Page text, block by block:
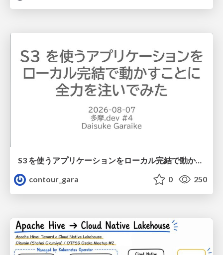
S3 を使うアプリケーションをローカル完結で動かすことに全力を注いでみた / Running S3 Apps Offline
contour_gara
0 250